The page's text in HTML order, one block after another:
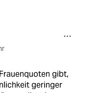
gibt,
geringer